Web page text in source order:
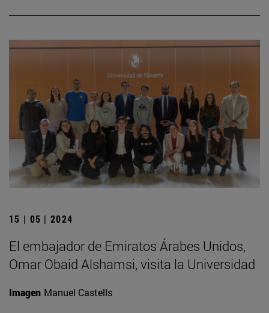
15 | 05 | 2024
El embajador de Emiratos Árabes Unidos,
Omar Obaid Alshamsi, visita la Universidad
Imagen Manuel Castells